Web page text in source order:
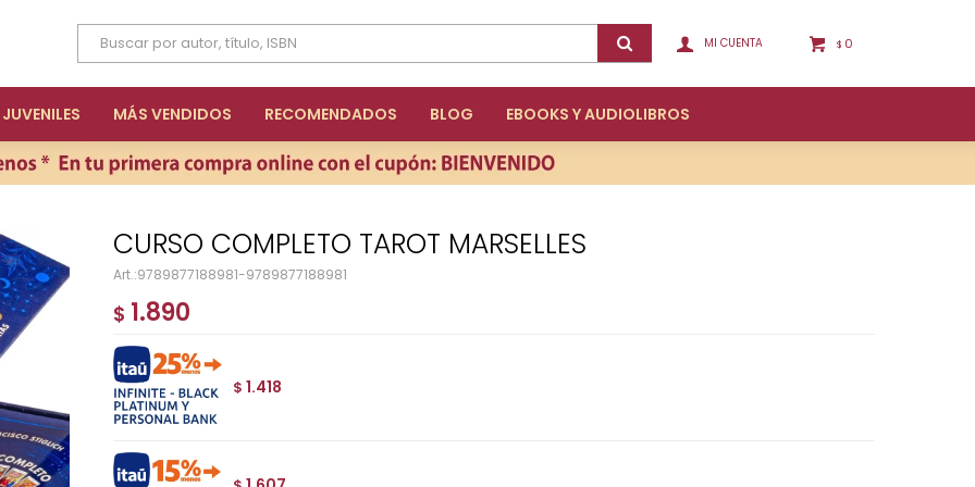
JUVENILES MÁS VENDIDOS RECOMENDADOS BLOG EBOOKS Y AUDIOLIBROS
$ 0
CURSO COMPLETO TAROT MARSELLES
9789877188981-9789877188981
$ 1.890
$ 1.418